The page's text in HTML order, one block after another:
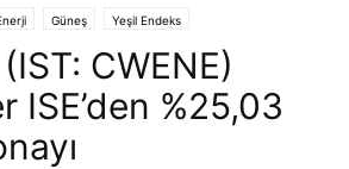
Güneş Yeşil Endeks
CWENE)
ISE’den %25,03